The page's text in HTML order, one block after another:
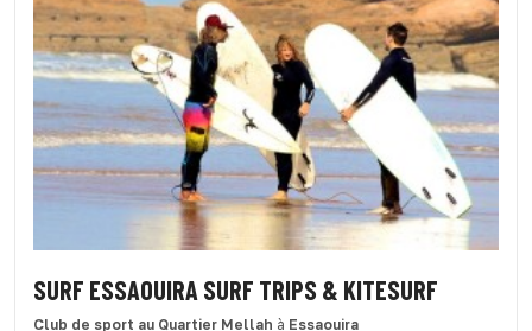
SURF ESSAOUIRA SURF TRIPS & KITESURF
Club de sport au Quartier Mellah à Essaouira